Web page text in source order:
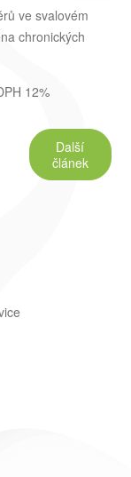
ve svalovém
chronických
12%
Další
článek